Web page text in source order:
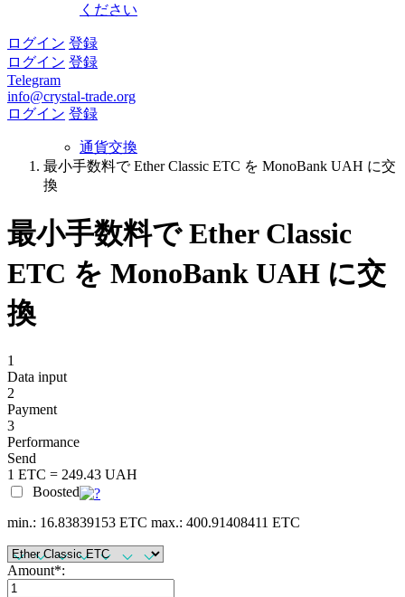
ください
ログイン 登録
ログイン 登録
Telegram
info@crystal-trade.org
ログイン 登録
通貨交換
最小手数料で Ether Classic ETC を MonoBank UAH に交
換
最小手数料で Ether Classic
ETC を MonoBank UAH に交
換
1
Data input
2
Payment
3
Performance
Send
1 ETC = 249.43 UAH
Boosted
min.: 16.83839153 ETC max.: 400.91408411 ETC
Amount*: